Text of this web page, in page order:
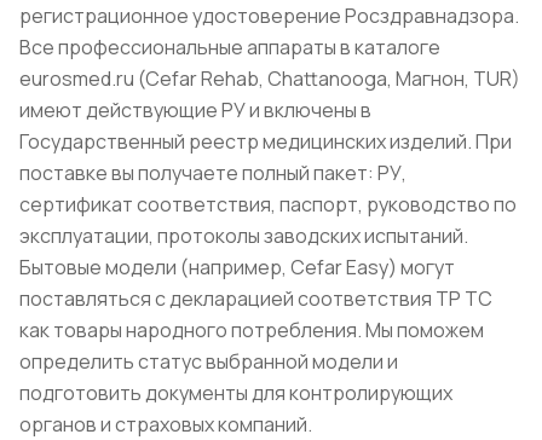
регистрационное удостоверение Росздравнадзора.
Все профессиональные аппараты в каталоге
eurosmed.ru (Cefar Rehab, Chattanooga, Магнон, TUR)
имеют действующие РУ и включены в
Государственный реестр медицинских изделий. При
поставке вы получаете полный пакет: РУ,
сертификат соответствия, паспорт, руководство по
эксплуатации, протоколы заводских испытаний.
Бытовые модели (например, Cefar Easy) могут
поставляться с декларацией соответствия ТР ТС
как товары народного потребления. Мы поможем
определить статус выбранной модели и
подготовить документы для контролирующих
органов и страховых компаний.